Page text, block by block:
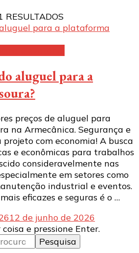
aluguel para a
preços de aluguel para
na Armecânica. Segurança e
com economia! A busca
e econômicas para trabalhos
consideravelmente nas
em setores como
industrial e eventos.
eficazes e seguras é o …
12 de junho de 2026
e pressione Enter.